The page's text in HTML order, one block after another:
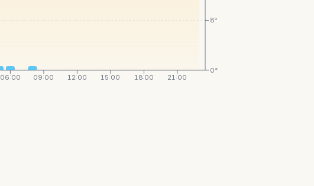
06:00 09:00 12:00 15:00 18:00 21:00
0°
8°